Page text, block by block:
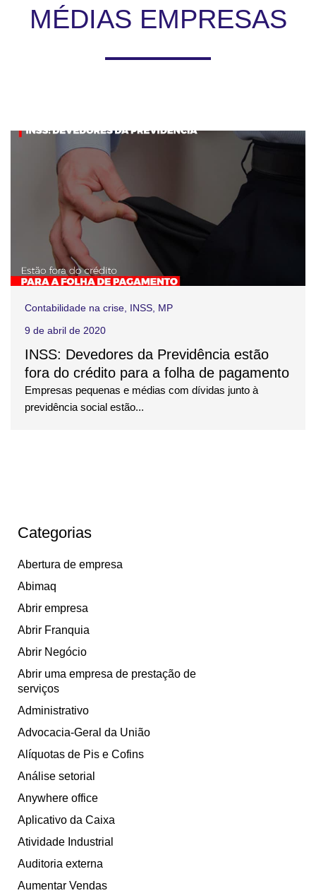
MÉDIAS EMPRESAS
Contabilidade na crise, INSS, MP
9 de abril de 2020
INSS: Devedores da Previdência estão
fora do crédito para a folha de pagamento
Empresas pequenas e médias com dívidas junto à
previdência social estão...
Categorias
Abertura de empresa
Abimaq
Abrir empresa
Abrir Franquia
Abrir Negócio
Abrir uma empresa de prestação de
serviços
Administrativo
Advocacia-Geral da União
Alíquotas de Pis e Cofins
Análise setorial
Anywhere office
Aplicativo da Caixa
Atividade Industrial
Auditoria externa
Aumentar Vendas